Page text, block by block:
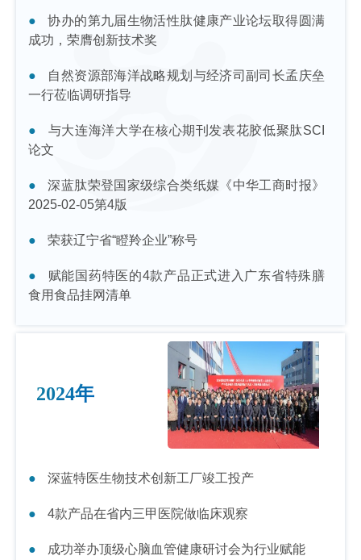
协办的第九届生物活性肽健康产业论坛取得圆满
成功，荣膺创新技术奖
自然资源部海洋战略规划与经济司副司长孟庆垒
一行莅临调研指导
与大连海洋大学在核心期刊发表花胶低聚肽SCI
论文
深蓝肽荣登国家级综合类纸媒《中华工商时报》
2025-02-05第4版
荣获辽宁省“瞪羚企业”称号
赋能国药特医的4款产品正式进入广东省特殊膳
食用食品挂网清单
深蓝特医生物技术创新工厂竣工投产
4款产品在省内三甲医院做临床观察
成功举办顶级心脑血管健康研讨会为行业赋能
2024年